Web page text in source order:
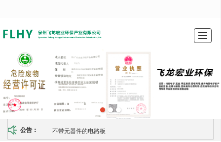
首页 产品展示 新闻动态
公告： 不带元器件的电路板